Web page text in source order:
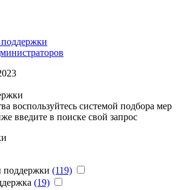
воспользуйтесь системой подбора мер
введите в поиске свой запрос
(119)
(19)